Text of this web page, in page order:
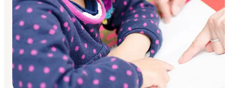
閲覧履歴
お気に入り
見学日記